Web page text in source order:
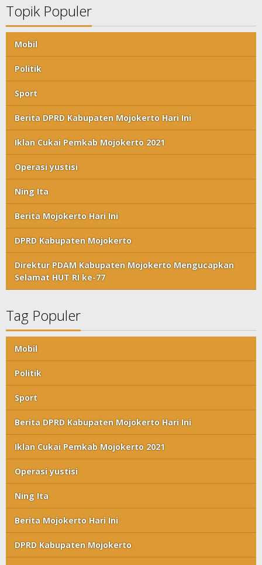
Topik Populer
Mobil
Politik
Sport
Berita DPRD Kabupaten Mojokerto Hari Ini
Iklan Cukai Pemkab Mojokerto 2021
Operasi yustisi
Ning Ita
Berita Mojokerto Hari Ini
DPRD Kabupaten Mojokerto
Direktur PDAM Kabupaten Mojokerto Mengucapkan
Selamat HUT RI ke-77
Tag Populer
Mobil
Politik
Sport
Berita DPRD Kabupaten Mojokerto Hari Ini
Iklan Cukai Pemkab Mojokerto 2021
Operasi yustisi
Ning Ita
Berita Mojokerto Hari Ini
DPRD Kabupaten Mojokerto